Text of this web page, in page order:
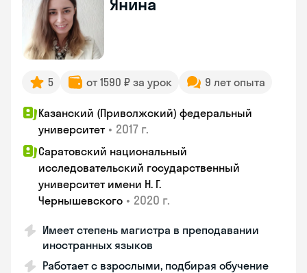
Янина
5 от 1590 ₽ за урок 9 лет опыта
Казанский (Приволжский) федеральный
университет • 2017 г.
Саратовский национальный
исследовательский государственный
университет имени Н. Г.
Чернышевского • 2020 г.
Имеет степень магистра в преподавании
иностранных языков
Работает с взрослыми, подбирая обучение